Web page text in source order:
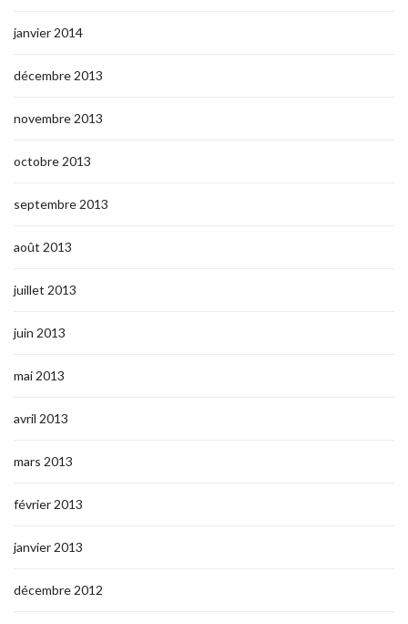
janvier 2014
décembre 2013
novembre 2013
octobre 2013
septembre 2013
août 2013
juillet 2013
juin 2013
mai 2013
avril 2013
mars 2013
février 2013
janvier 2013
décembre 2012